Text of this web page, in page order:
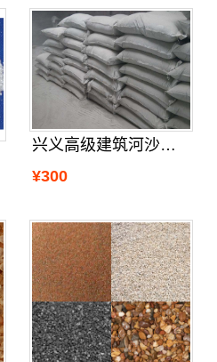
兴义高级建筑河沙附近哪里有
¥300